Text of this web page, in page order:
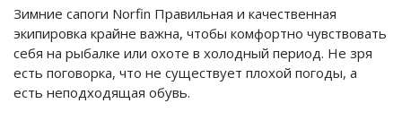
Зимние сапоги Norfin Правильная и качественная
экипировка крайне важна, чтобы комфортно чувствовать
себя на рыбалке или охоте в холодный период. Не зря
есть поговорка, что не существует плохой погоды, а
есть неподходящая обувь.